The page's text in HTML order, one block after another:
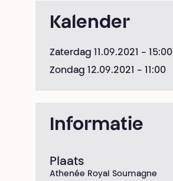
Kalender
Zaterdag 11.09.2021 - 15:00
Zondag 12.09.2021 - 11:00
Informatie
Plaats
Athenée Royal Soumagne